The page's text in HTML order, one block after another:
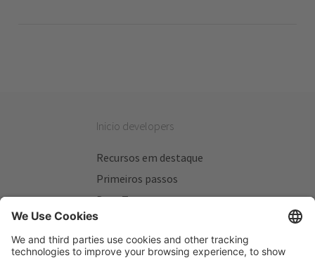
Inicio developers
Recursos em destaque
Primeiros passos
Beta Testers
Meus Planos